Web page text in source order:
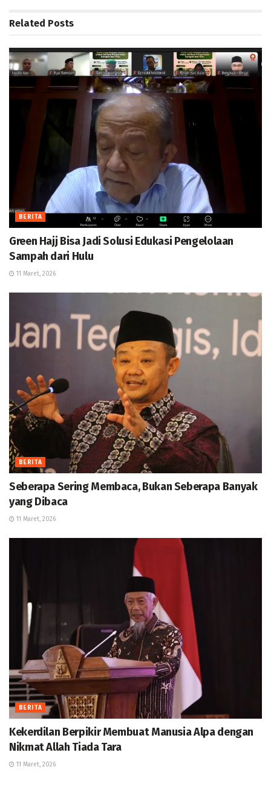
Related Posts
BERITA
Green Hajj Bisa Jadi Solusi Edukasi Pengelolaan
Sampah dari Hulu
11 Maret, 2026
BERITA
Seberapa Sering Membaca, Bukan Seberapa Banyak
yang Dibaca
11 Maret, 2026
BERITA
Kekerdilan Berpikir Membuat Manusia Alpa dengan
Nikmat Allah Tiada Tara
11 Maret, 2026